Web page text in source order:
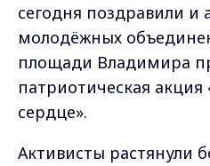
сегодня поздравили и
молодёжных
площади Владимира
патриотическая
сердце».
Активисты растянули